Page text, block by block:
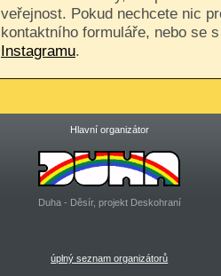
veřejnost. Pokud nechcete nic
kontaktního formuláře, nebo se
Instagramu.
Hlavní organizátor
Duha - Děsír, projekt Deskohraní
úplný seznam organizátorů